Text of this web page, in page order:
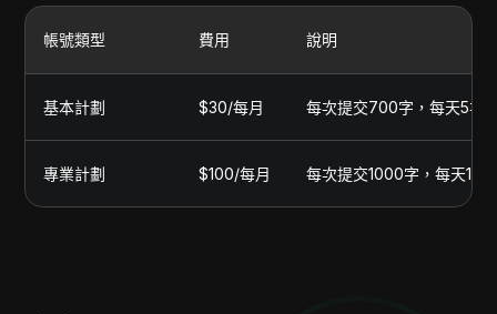
帳號類型 費用 說明
基本計劃 $30/每月 每次提交700字，每天5次
專業計劃 $100/每月 每次提交1000字，每天15